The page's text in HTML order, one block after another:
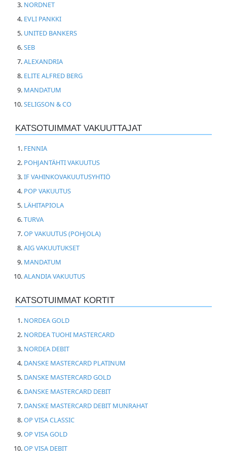
NORDNET
EVLI PANKKI
UNITED BANKERS
SEB
ALEXANDRIA
ELITE ALFRED BERG
MANDATUM
SELIGSON & CO
KATSOTUIMMAT VAKUUTTAJAT
FENNIA
POHJANTÄHTI VAKUUTUS
IF VAHINKOVAKUUTUSYHTIÖ
POP VAKUUTUS
LÄHITAPIOLA
TURVA
OP VAKUUTUS (POHJOLA)
AIG VAKUUTUKSET
MANDATUM
ALANDIA VAKUUTUS
KATSOTUIMMAT KORTIT
NORDEA GOLD
NORDEA TUOHI MASTERCARD
NORDEA DEBIT
DANSKE MASTERCARD PLATINUM
DANSKE MASTERCARD GOLD
DANSKE MASTERCARD DEBIT
DANSKE MASTERCARD DEBIT MUNRAHAT
OP VISA CLASSIC
OP VISA GOLD
OP VISA DEBIT